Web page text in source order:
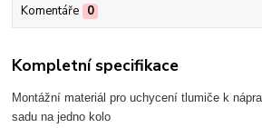
Komentáře 0
Kompletní specifikace
Montážní materiál pro uchycení tlumiče k
sadu na jedno kolo